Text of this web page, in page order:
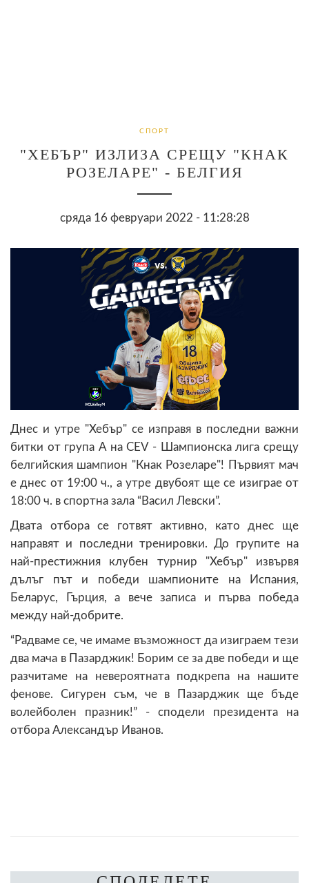
СПОРТ
"ХЕБЪР" ИЗЛИЗА СРЕЩУ "КНАК
РОЗЕЛАРЕ" - БЕЛГИЯ
сряда 16 февруари 2022 - 11:28:28
Днес и утре "Хебър" се изправя в последни важни
битки от група А на CEV - Шампионска лига срещу
белгийския шампион "Кнак Розеларе"! Първият мач
е днес от 19:00 ч., а утре двубоят ще се изиграе от
18:00 ч. в спортна зала “Васил Левски”.
Двата отбора се готвят активно, като днес ще
направят и последни тренировки. До групите на
най-престижния клубен турнир "Хебър" извървя
дълъг път и победи шампионите на Испания,
Беларус, Гърция, а вече записа и първа победа
между най-добрите.
“Радваме се, че имаме възможност да изиграем тези
два мача в Пазарджик! Борим се за две победи и ще
разчитаме на невероятната подкрепа на нашите
фенове. Сигурен съм, че в Пазарджик ще бъде
волейболен празник!” - сподели президента на
отбора Александър Иванов.